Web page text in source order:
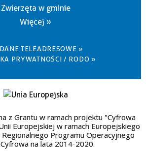
Zwierzęta w gminie
Więcej »
TELEADRESOWE »
PRYWATNOŚCI / RODO »
z Grantu w ramach projektu "Cyfrowa
Europejskiej w ramach Europejskiego
Regionalnego Programu Operacyjnego
na lata 2014-2020.